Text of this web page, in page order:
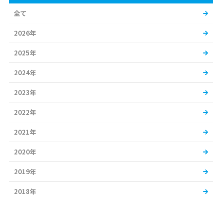
全て
2026年
2025年
2024年
2023年
2022年
2021年
2020年
2019年
2018年